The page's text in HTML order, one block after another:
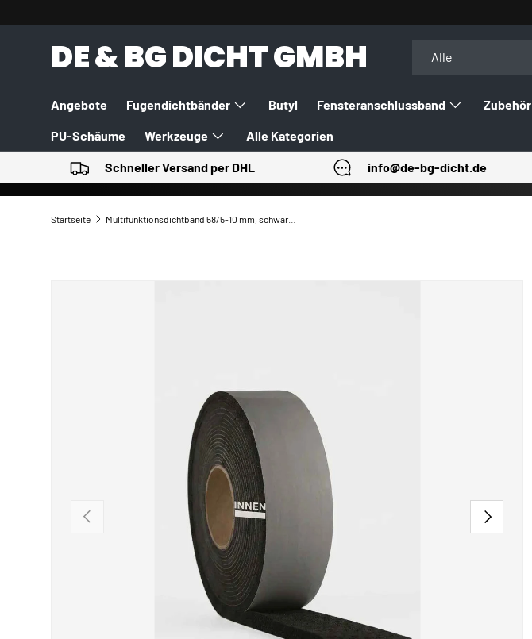
DIREKT ZUM INHALT
DE & BG DICHT GMBH Alle
Angebote Fugendichtbänder Butyl Fensteranschlussband Zubehör
PU-Schäume Werkzeuge Alle Kategorien
Schneller Versand per DHL info@de-bg-dicht.de
Startseite Multifunktionsdichtband 58/5-10 mm, schwarz, 8m
VORHERIGE NÄCHSTE